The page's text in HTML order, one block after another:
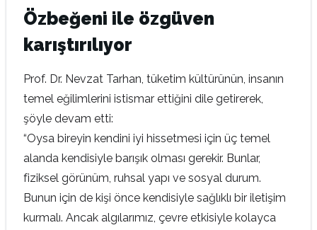
Özbeğeni ile özgüven
karıştırılıyor
Prof. Dr. Nevzat Tarhan, tüketim kültürünün, insanın
temel eğilimlerini istismar ettiğini dile getirerek,
şöyle devam etti:
“Oysa bireyin kendini iyi hissetmesi için üç temel
alanda kendisiyle barışık olması gerekir. Bunlar,
fiziksel görünüm, ruhsal yapı ve sosyal durum.
Bunun için de kişi önce kendisiyle sağlıklı bir iletişim
kurmalı. Ancak algılarımız, çevre etkisiyle kolayca